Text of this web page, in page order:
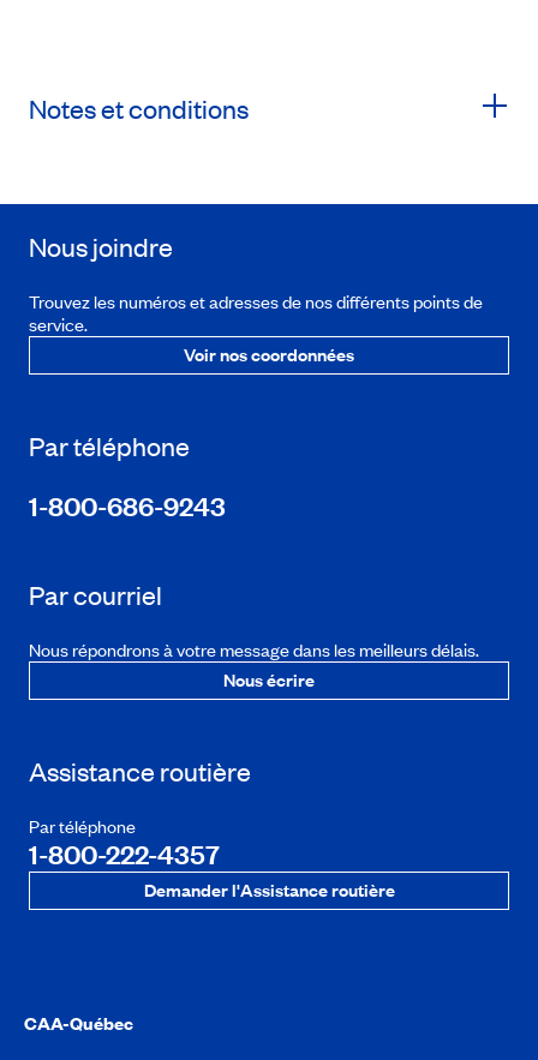
Notes et conditions
Nous joindre
Trouvez les numéros et adresses de nos différents points de
service.
Voir nos coordonnées
Par téléphone
1-800-686-9243
Par courriel
Nous répondrons à votre message dans les meilleurs délais.
Nous écrire
Assistance routière
Par téléphone
1-800-222-4357
Demander l'Assistance routière
CAA-Québec